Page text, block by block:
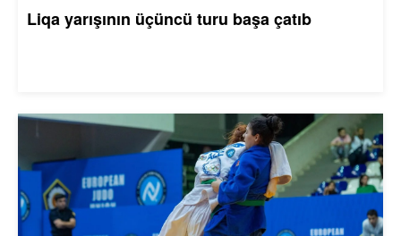
Liqa yarışının üçüncü turu başa çatıb